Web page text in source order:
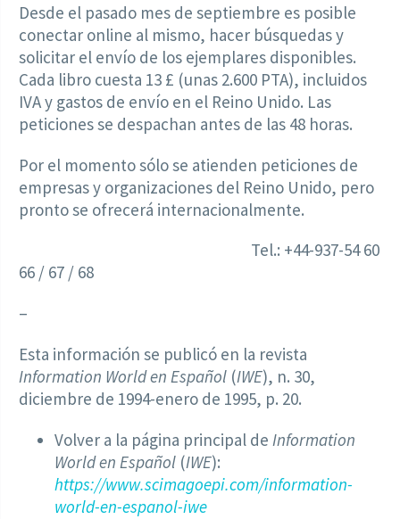
Desde el pasado mes de septiembre es posible
conectar online al mismo, hacer búsquedas y
solicitar el envío de los ejemplares disponibles.
Cada libro cuesta 13 £ (unas 2.600 PTA), incluidos
IVA y gastos de envío en el Reino Unido. Las
peticiones se despachan antes de las 48 horas.
Por el momento sólo se atienden peticiones de
empresas y organizaciones del Reino Unido, pero
pronto se ofrecerá internacionalmente.
Tel.: +44-937-54 60
66 / 67 / 68
–
Esta información se publicó en la revista
Information World en Español (IWE), n. 30,
diciembre de 1994-enero de 1995, p. 20.
Volver a la página principal de Information
World en Español (IWE):
https://www.scimagoepi.com/information-
world-en-espanol-iwe